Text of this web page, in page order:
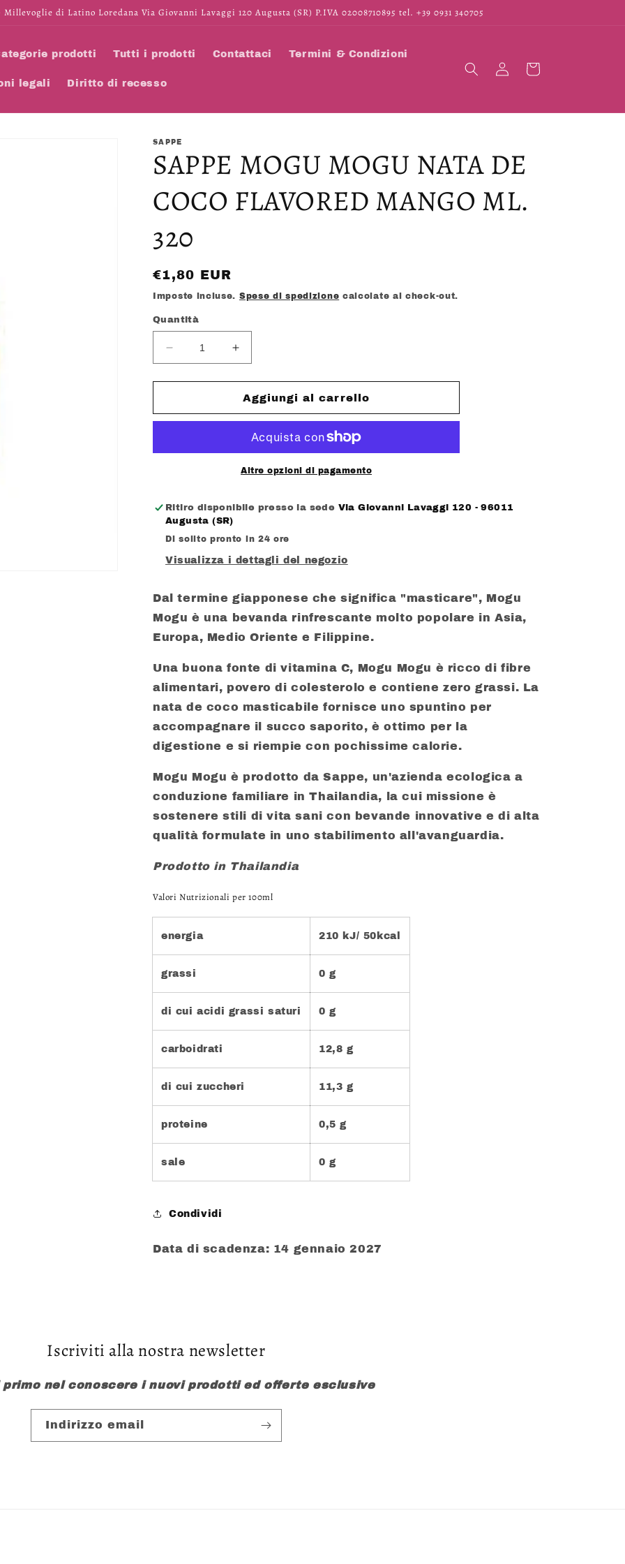
di Latino Loredana Via Giovanni Lavaggi 120 Augusta (SR) P.IVA 02008710895 tel. +39 0931 340705
prodotti Tutti i prodotti Contattaci Termini & Condizioni
legali Diritto di recesso
AccediCarrello
SAPPE
SAPPE MOGU MOGU NATA DE
COCO FLAVORED MANGO ML.
320
Prezzo
di
listino
€1,80 EUR
Imposte incluse. Spese di spedizione calcolate al check-out.
Quantità
Diminuisci
quantità
per
MOGU
DE
ML.
320
Aumenta
quantità
per
SAPPE
MOGU
NATA
DE
COCO
ML.
Aggiungi al carrello
Altre opzioni di pagamento
Ritiro disponibile presso la sede Via Giovanni Lavaggi 120 - 96011
Augusta (SR)
Di solito pronto in 24 ore
Visualizza i dettagli del negozio
Dal termine giapponese che significa "masticare", Mogu
Mogu è una bevanda rinfrescante molto popolare in Asia,
Europa, Medio Oriente e Filippine.
Una buona fonte di vitamina C, Mogu Mogu è ricco di fibre
alimentari, povero di colesterolo e contiene zero grassi. La
nata de coco masticabile fornisce uno spuntino per
accompagnare il succo saporito, è ottimo per la
digestione e si riempie con pochissime calorie.
Mogu Mogu è prodotto da Sappe, un'azienda ecologica a
conduzione familiare in Thailandia, la cui missione è
sostenere stili di vita sani con bevande innovative e di alta
qualità formulate in uno stabilimento all'avanguardia.
Prodotto in Thailandia
Valori Nutrizionali per 100ml
energia 210 kJ/ 50kcal
grassi 0 g
di cui acidi grassi saturi 0 g
carboidrati 12,8 g
di cui zuccheri 11,3 g
proteine 0,5 g
sale 0 g
Condividi
Data di scadenza: 14 gennaio 2027
Iscriviti alla nostra newsletter
primo nel conoscere i nuovi prodotti ed offerte esclusive
Indirizzo email